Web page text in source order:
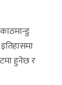
हुनेछ र